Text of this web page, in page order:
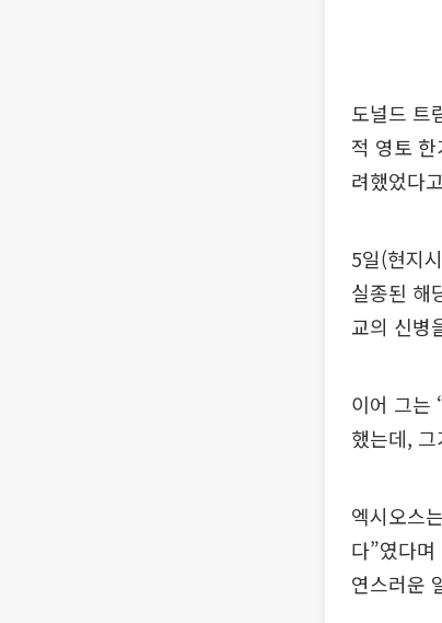
도널드 트
적 영토
려했었다
5일(현지
실종된 해
교의 신병
이어 그는
했는데,
엑시오스
다”였다
연스러운